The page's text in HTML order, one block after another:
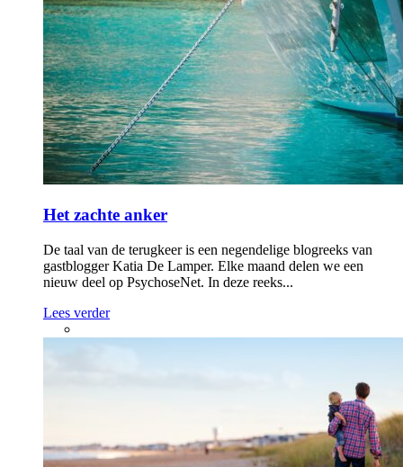
Het zachte anker
De taal van de terugkeer is een negendelige blogreeks van
gastblogger Katia De Lamper. Elke maand delen we een
nieuw deel op PsychoseNet. In deze reeks...
Lees verder